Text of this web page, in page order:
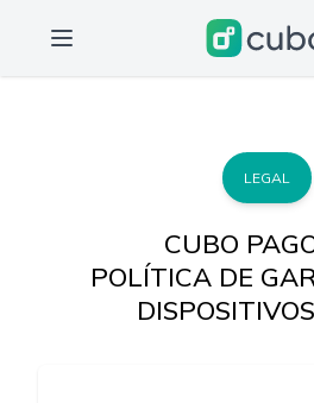
LEGAL
CUBO
POLÍTICA DE